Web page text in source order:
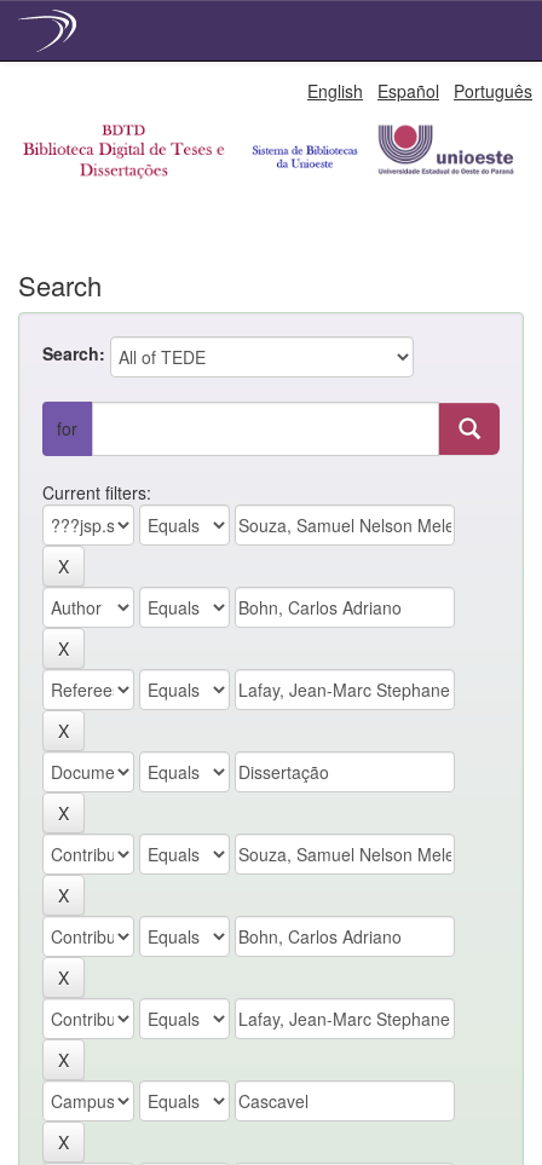
English Español Português
Search
Search:
for
Current filters: